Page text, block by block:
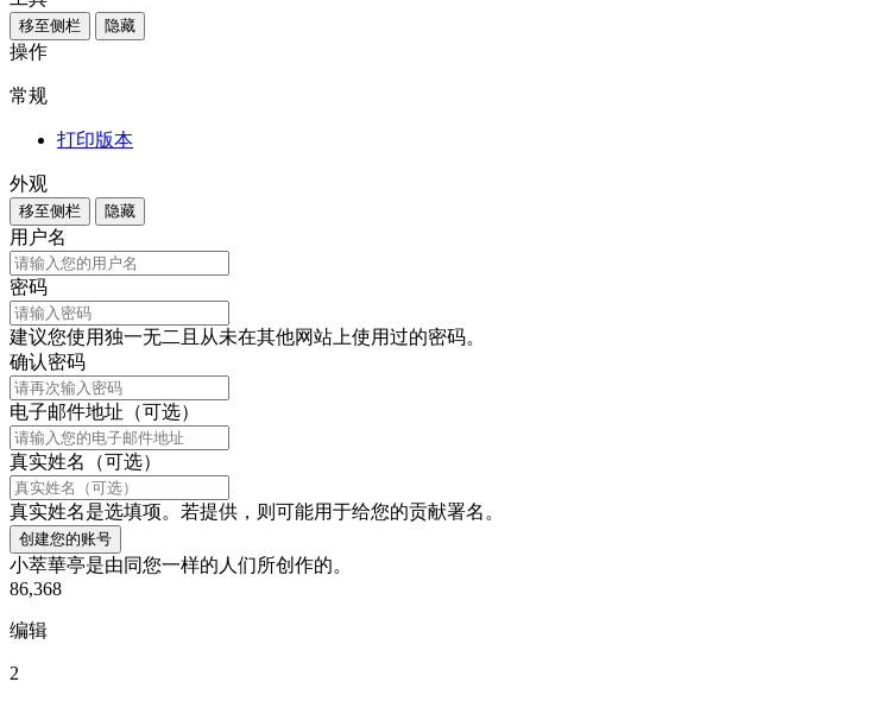
移至侧栏 隐藏
操作
常规
打印版本
外观
移至侧栏 隐藏
用户名
密码
建议您使用独一无二且从未在其他网站上使用过的密码。
确认密码
电子邮件地址（可选）
真实姓名（可选）
真实姓名是选填项。若提供，则可能用于给您的贡献署名。
创建您的账号
小萃華亭是由同您一样的人们所创作的。
86,368
编辑
2